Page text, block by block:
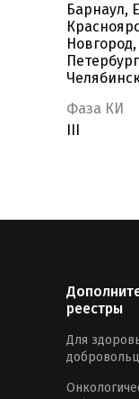
Барнаул,
Фаза КИ
реестры
Для